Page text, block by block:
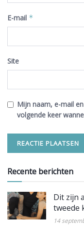
E-mail *
Site
Mijn naam, e-mail
volgende keer
Recente berichten
Dit zijn
tweede
14